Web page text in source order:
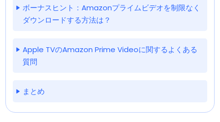
ボーナスヒント：Amazonプライムビデオを制限なく
ダウンロードする方法は？
Apple TVのAmazon Prime Videoに関するよくある
質問
まとめ